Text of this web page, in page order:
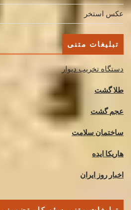
عکس استخر
تبلیغات متنی
دستگاه تخریب دیوار
طلا گشت
عجم گشت
ساختمان سلامت
هاریکا ایده
اخبار روز ایران